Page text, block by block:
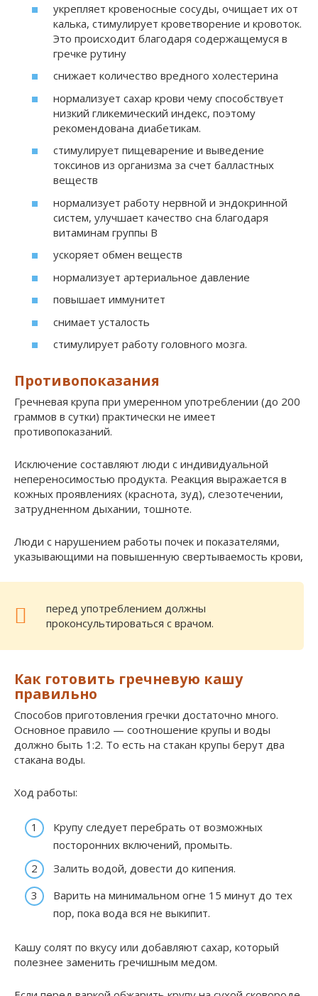
укрепляет кровеносные сосуды, очищает их от
калька, стимулирует кроветворение и кровоток.
Это происходит благодаря содержащемуся в
гречке рутину
снижает количество вредного холестерина
нормализует сахар крови чему способствует
низкий гликемический индекс, поэтому
рекомендована диабетикам.
стимулирует пищеварение и выведение
токсинов из организма за счет балластных
веществ
нормализует работу нервной и эндокринной
систем, улучшает качество сна благодаря
витаминам группы В
ускоряет обмен веществ
нормализует артериальное давление
повышает иммунитет
снимает усталость
стимулирует работу головного мозга.
Противопоказания
Гречневая крупа при умеренном употреблении (до 200
граммов в сутки) практически не имеет
противопоказаний.
Исключение составляют люди с индивидуальной
непереносимостью продукта. Реакция выражается в
кожных проявлениях (краснота, зуд), слезотечении,
затрудненном дыхании, тошноте.
Люди с нарушением работы почек и показателями,
указывающими на повышенную свертываемость крови,
перед употреблением должны
проконсультироваться с врачом.
Как готовить гречневую кашу
правильно
Способов приготовления гречки достаточно много.
Основное правило — соотношение крупы и воды
должно быть 1:2. То есть на стакан крупы берут два
стакана воды.
Ход работы:
Крупу следует перебрать от возможных
посторонних включений, промыть.
Залить водой, довести до кипения.
Варить на минимальном огне 15 минут до тех
пор, пока вода вся не выкипит.
Кашу солят по вкусу или добавляют сахар, который
полезнее заменить гречишным медом.